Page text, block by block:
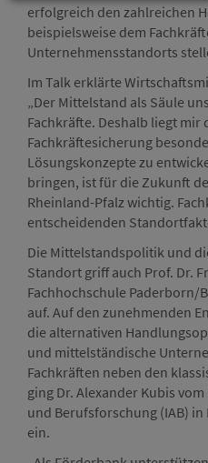
erfolgreich den zahlreichen
beispielsweise dem
Unternehmensstandorts
Im Talk erklärte
„Der Mittelstand als Säule
Fachkräfte. Deshalb liegt mir
Fachkräftesicherung
Lösungskonzepte zu
bringen, ist für die Zukunft
Rheinland-Pfalz wichtig.
entscheidenden
Die Mittelstandspolitik und
Standort griff auch Prof. Dr.
Fachhochschule Paderborn/
auf. Auf den zunehmenden
die alternativen
und mittelständische
Fachkräften neben den
ging Dr. Alexander Kubis
und Berufsforschung (IAB)
ein.